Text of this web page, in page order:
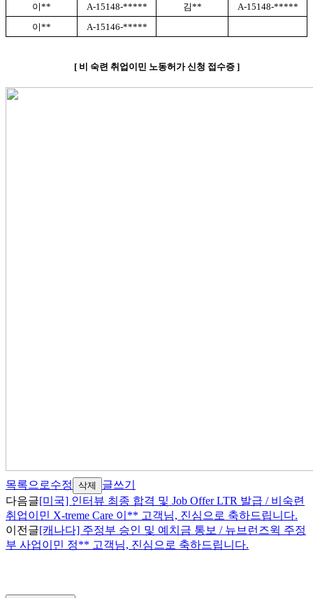
이** A-15148-***** 김**
A-15148-*****
이** A-15146-*****
[ 비 숙련 취업이민 노동허가 신청 접수증]
목록으로수정 삭제
글쓰기
다음글[미국] 인터뷰 최종 합격 및 Job Offer LTR 발급 / 비숙련
취업이민 X-treme Care 이** 고객님, 진심으로 축하드립니다.
이전글[캐나다] 주정부 승인 및 예치금 통보 / 뉴브런즈윅 주정
부 사업이민 정** 고객님, 진심으로 축하드립니다.